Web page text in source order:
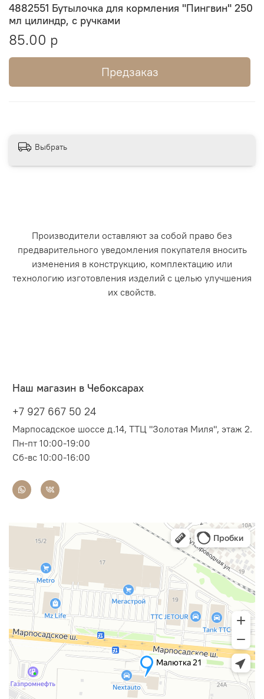
4882551 Бутылочка для кормления "Пингвин" 250
мл цилиндр, с ручками
85.00 р
Предзаказ
Выбрать
Производители оставляют за собой право без
предварительного уведомления покупателя вносить
изменения в конструкцию, комплектацию или
технологию изготовления изделий с целью улучшения
их свойств.
Наш магазин в Чебоксарах
+7 927 667 50 24
Марпосадское шоссе д.14, ТТЦ "Золотая Миля", этаж 2.
Пн-пт 10:00-19:00
Сб-вс 10:00-16:00